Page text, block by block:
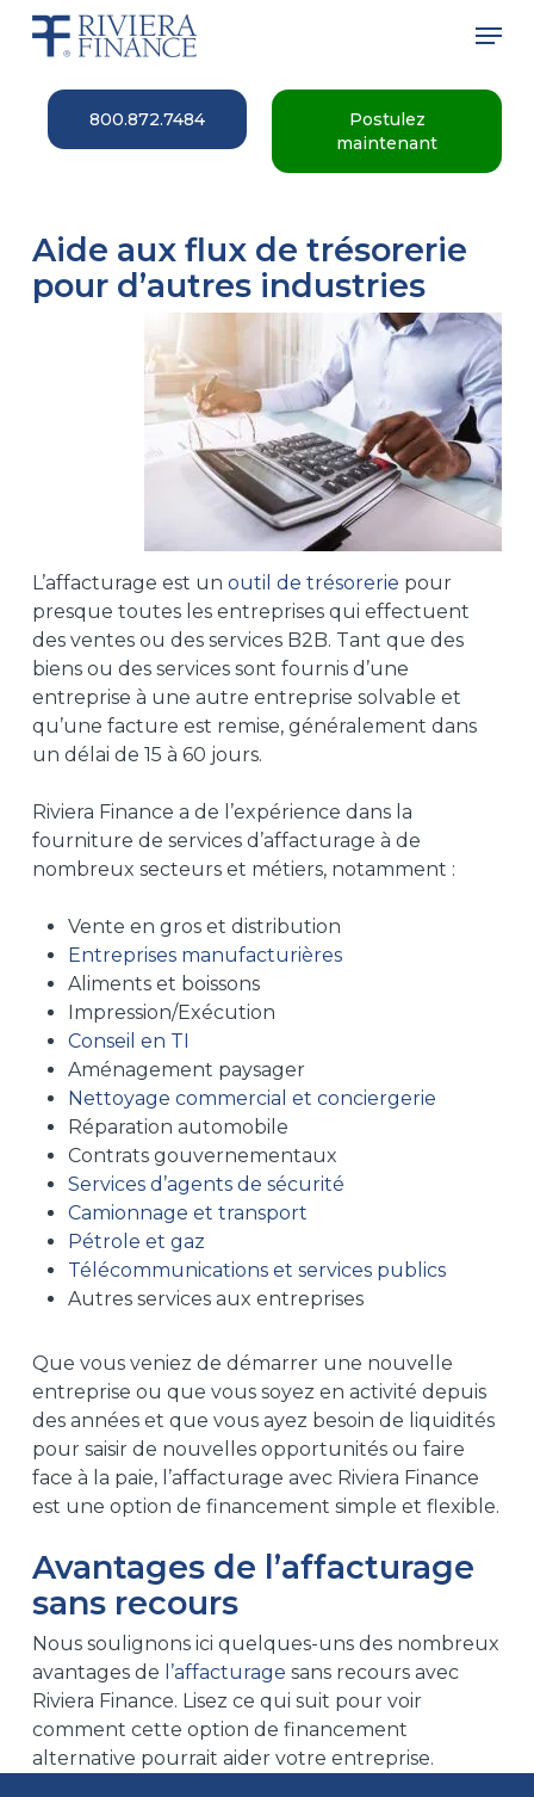
Skip
content
800.872.7484
Postulez
maintenant
Aide aux flux de trésorerie
pour d’autres industries
L’affacturage est un outil de trésorerie pour
presque toutes les entreprises qui effectuent
des ventes ou des services B2B. Tant que des
biens ou des services sont fournis d’une
entreprise à une autre entreprise solvable et
qu’une facture est remise, généralement dans
un délai de 15 à 60 jours.
Riviera Finance a de l’expérience dans la
fourniture de services d’affacturage à de
nombreux secteurs et métiers, notamment :
Vente en gros et distribution
Entreprises manufacturières
Aliments et boissons
Impression/Exécution
Conseil en TI
Aménagement paysager
Nettoyage commercial et conciergerie
Réparation automobile
Contrats gouvernementaux
Services d’agents de sécurité
Camionnage et transport
Pétrole et gaz
Télécommunications et services publics
Autres services aux entreprises
Que vous veniez de démarrer une nouvelle
entreprise ou que vous soyez en activité depuis
des années et que vous ayez besoin de liquidités
pour saisir de nouvelles opportunités ou faire
face à la paie, l’affacturage avec Riviera Finance
est une option de financement simple et flexible.
Avantages de l’affacturage
sans recours
Nous soulignons ici quelques-uns des nombreux
avantages de l’affacturage sans recours avec
Riviera Finance. Lisez ce qui suit pour voir
comment cette option de financement
alternative pourrait aider votre entreprise.
Menu